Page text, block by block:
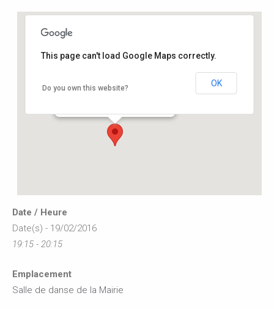
Salle de danse de la Mairie
12, rue de l'hôtel de ville - Buxerolles
This page can't load Google Maps correctly.
Do you own this website?
OK
Date / Heure
Date(s) - 19/02/2016
19:15 - 20:15
Emplacement
Salle de danse de la Mairie